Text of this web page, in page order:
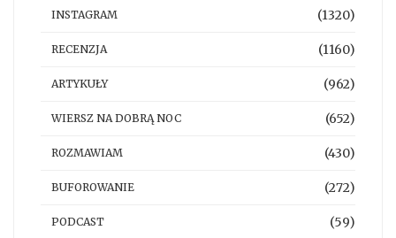
INSTAGRAM (1320)
RECENZJA (1160)
ARTYKUŁY (962)
WIERSZ NA DOBRĄ NOC (652)
ROZMAWIAM (430)
BUFOROWANIE (272)
PODCAST (59)